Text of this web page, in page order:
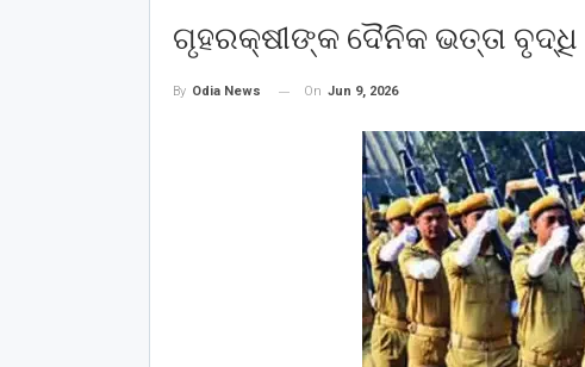
ଗୃହରକ୍ଷୀଙ୍କ ଦୈନିକ ଭତ୍ତା ବୃଦ୍ଧି
By Odia News On Jun 9, 2026